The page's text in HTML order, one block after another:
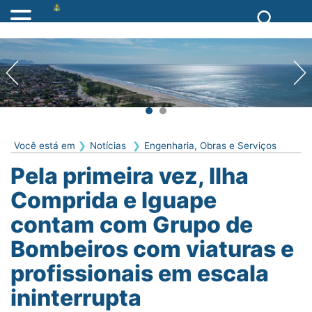
Você está em Notícias Engenharia, Obras e Serviços
Pela primeira vez, Ilha
Comprida e Iguape
contam com Grupo de
Bombeiros com viaturas e
profissionais em escala
ininterrupta